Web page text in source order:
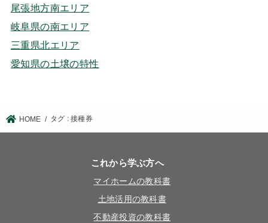
尾張地方南エリア
岐阜県の南エリア
三重県北エリア
愛知県の土壌の特性
HOME タグ : 接種券
これから学ぶ方へ
マイホームの教科書
土地活用の教科書
不動産投資の教科書